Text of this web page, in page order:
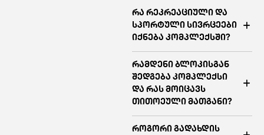
რა რეკრეაციული და
სპორტული სივრცეები
იქნება კომპლექსში?
რამდენი ბლოკისგან
შედგება კომპლექსი
და რას მოიცავს
თითოეული მათგანი?
როგორი გადახდის